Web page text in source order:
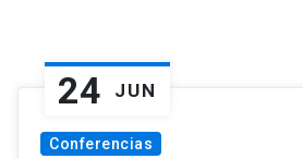
24 JUN
Conferencias